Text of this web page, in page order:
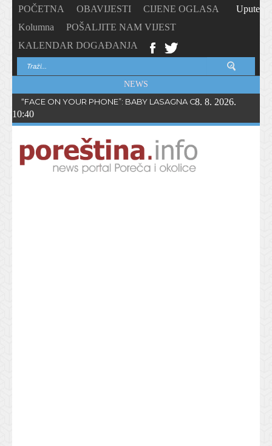
POČETNA OBAVIJESTI
CIJENE OGLASA
Kolumna
POŠALJITE NAM VIJEST
KALENDAR DOGAĐANJA
Upute
NEWS
“FACE ON YOUR PHONE”: BABY LASAGNA OBJAVIO NOVI
8. 8. 2026.
10:40